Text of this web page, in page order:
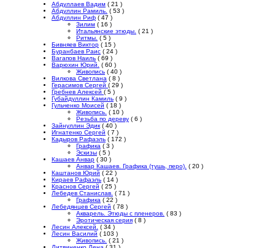
Абдуллаев Вадим ( 21 )
Абдуллин Рамиль. ( 53 )
Абдуллин Риф ( 47 )
Зилим ( 16 )
Итальянские этюды. ( 21 )
Ритмы. ( 5 )
Бивняев Виктор ( 15 )
Буранбаев Раис ( 24 )
Вагапов Наиль ( 69 )
Варюхин Юрий. ( 60 )
Живопись ( 40 )
Вилкова Светлана ( 8 )
Герасимов Сергей ( 29 )
Гребнев Алексей ( 5 )
Губайдуллин Камиль ( 9 )
Гульченко Моисей ( 18 )
Живопись. ( 10 )
Резьба по дереву ( 6 )
Зайнуллин Эдик ( 40 )
Игнатенко Сергей ( 7 )
Кадыров Рафаэль ( 172 )
Графика ( 3 )
Эскизы ( 5 )
Кашаев Анвар ( 30 )
Анвар Кашаев. Графика (тушь, перо). ( 20 )
Каштанов Юрий ( 22 )
Кираев Рафаэль ( 14 )
Краснов Сергей ( 25 )
Лебедев Станислав. ( 71 )
Графика ( 22 )
Лебедянцев Сергей ( 78 )
Акварель. Этюды с пленеров. ( 83 )
Эротическая серия ( 8 )
Лесин Алексей. ( 34 )
Лесин Василий ( 103 )
Живопись. ( 21 )